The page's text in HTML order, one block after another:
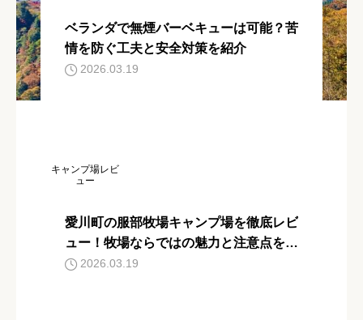
ベランダで無煙バーベキューは可能？苦
情を防ぐ工夫と安全対策を紹介
2026.03.19
キャンプ場レビ
ュー
愛川町の服部牧場キャンプ場を徹底レビ
ュー！牧場ならではの魅力と注意点を紹
介 2026.03.19